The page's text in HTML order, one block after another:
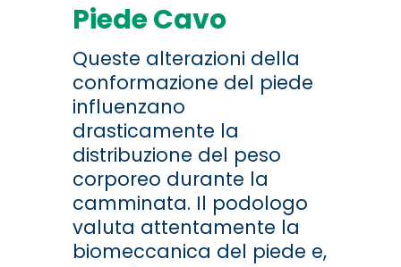
Piede Cavo
Queste alterazioni della
conformazione del piede
influenzano
drasticamente la
distribuzione del peso
corporeo durante la
camminata. Il podologo
valuta attentamente la
biomeccanica del piede e,